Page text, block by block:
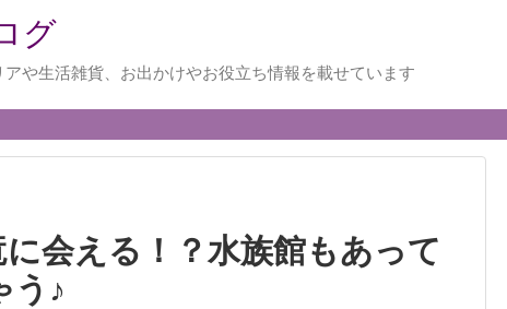
グ
や生活雑貨、お出かけやお役立ち情報を載せています
会える！？水族館もあって
う♪